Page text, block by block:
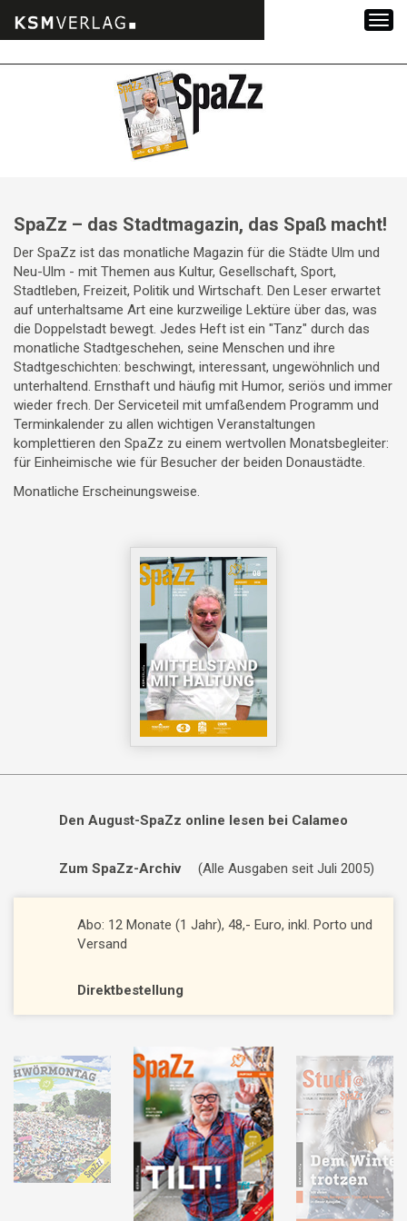
SpaZz – das Stadtmagazin, das Spaß macht!
Der SpaZz ist das monatliche Magazin für die Städte Ulm und
Neu-Ulm - mit Themen aus Kultur, Gesellschaft, Sport,
Stadtleben, Freizeit, Politik und Wirtschaft. Den Leser erwartet
auf unterhaltsame Art eine kurzweilige Lektüre über das, was
die Doppelstadt bewegt. Jedes Heft ist ein "Tanz" durch das
monatliche Stadtgeschehen, seine Menschen und ihre
Stadtgeschichten: beschwingt, interessant, ungewöhnlich und
unterhaltend. Ernsthaft und häufig mit Humor, seriös und immer
wieder frech. Der Serviceteil mit umfaßendem Programm und
Terminkalender zu allen wichtigen Veranstaltungen
komplettieren den SpaZz zu einem wertvollen Monatsbegleiter:
für Einheimische wie für Besucher der beiden Donaustädte.
Monatliche Erscheinungsweise.
Den August-SpaZz online lesen bei Calameo
Zum SpaZz-Archiv (Alle Ausgaben seit Juli 2005)
Abo: 12 Monate (1 Jahr), 48,- Euro, inkl. Porto und
Versand
Direktbestellung